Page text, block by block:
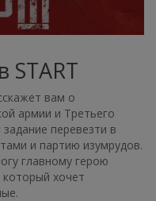
вам о
армии и Третьего
перевезти в
и партию изумрудов.
главному герою
хочет